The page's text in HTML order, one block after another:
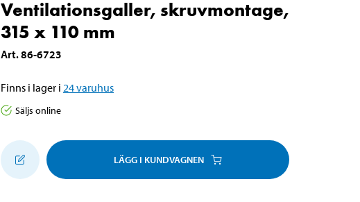
Ventilationsgaller, skruvmontage,
315 x 110 mm
Art.86-6723
Finns i lager i 24varuhus
Säljs online
LÄGG I KUNDVAGNEN